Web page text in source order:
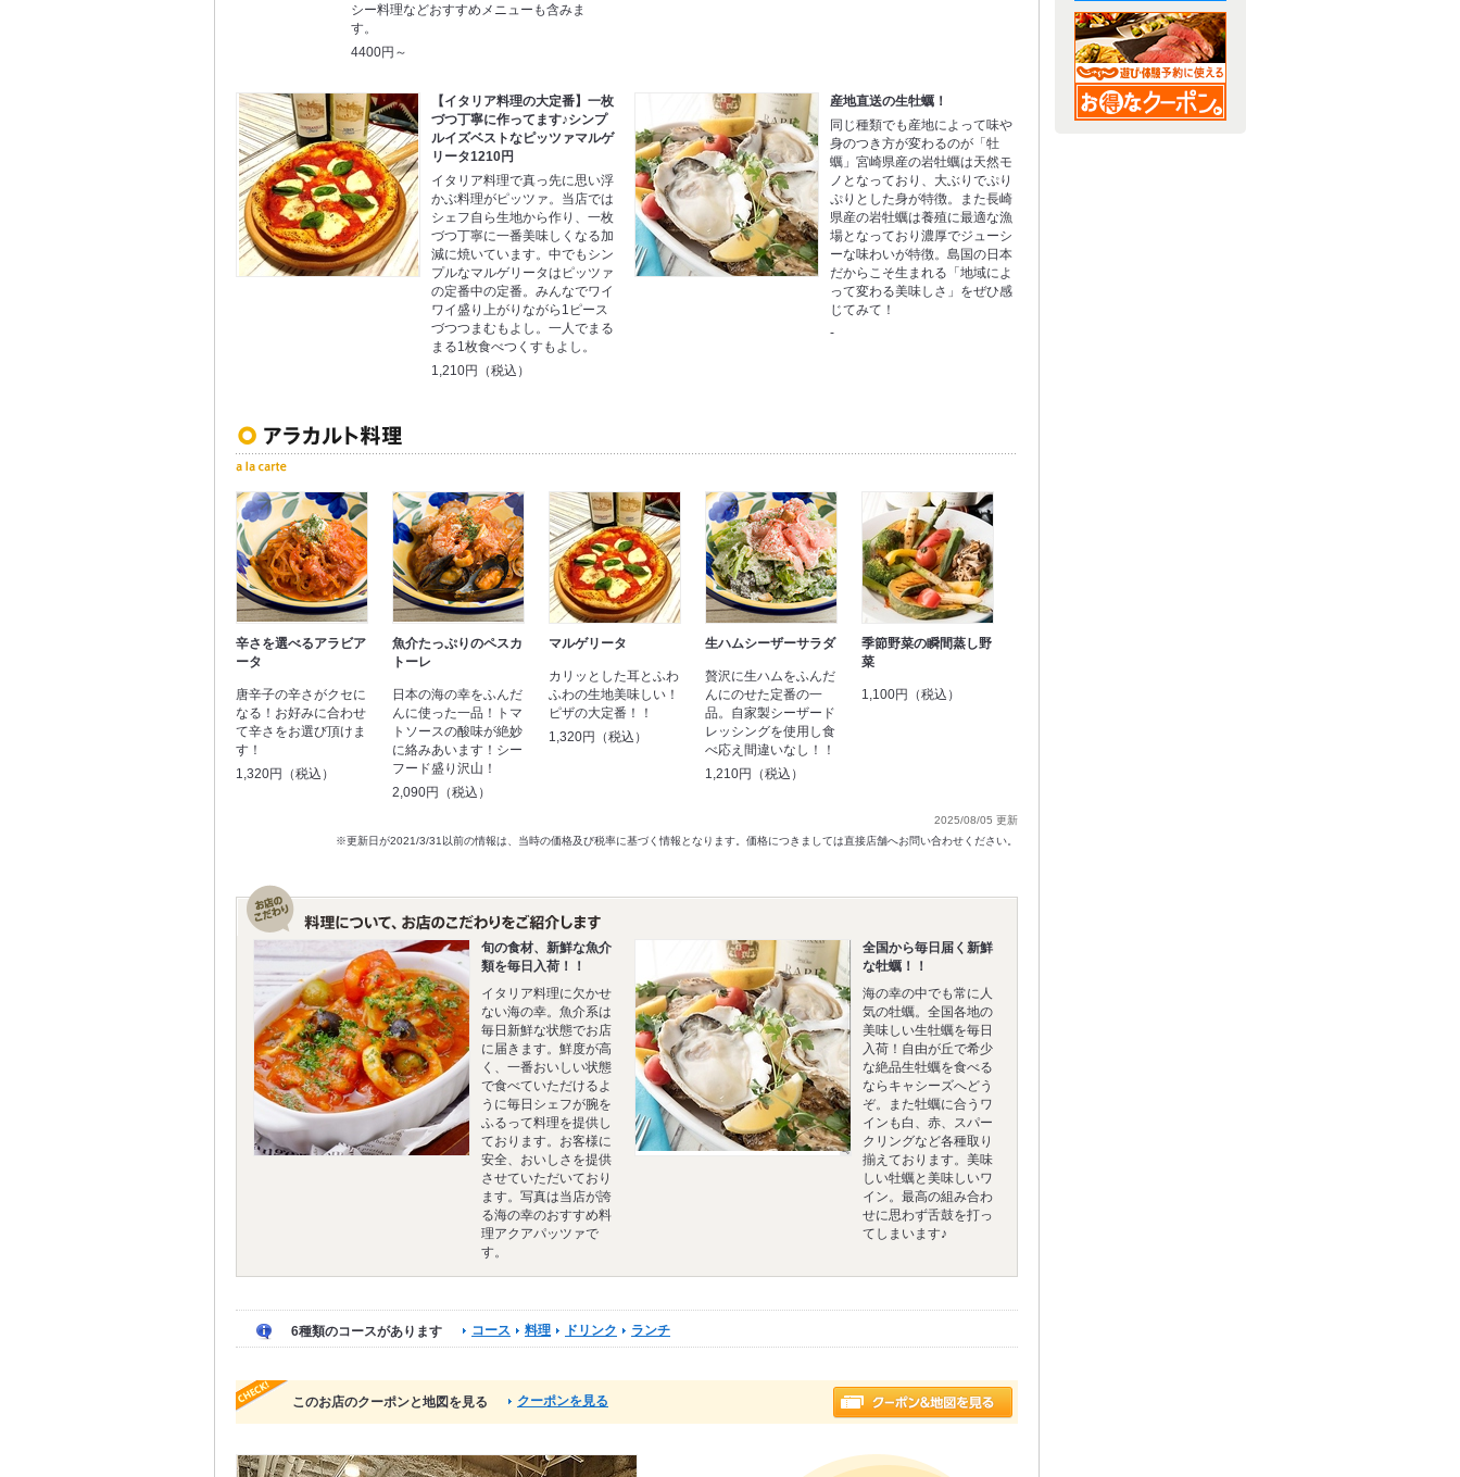
シー料理などおすすめメニューも含みま
す。
4400円～
【イタリア料理の大定番】一枚
づつ丁寧に作ってます♪シンプ
ルイズベストなピッツァマルゲ
リータ1210円
イタリア料理で真っ先に思い浮
かぶ料理がピッツァ。当店では
シェフ自ら生地から作り、一枚
づつ丁寧に一番美味しくなる加
減に焼いています。中でもシン
プルなマルゲリータはピッツァ
の定番中の定番。みんなでワイ
ワイ盛り上がりながら1ピース
づつつまむもよし。一人でまる
まる1枚食べつくすもよし。
1,210円（税込）
産地直送の生牡蠣！
同じ種類でも産地によって味や
身のつき方が変わるのが「牡
蠣」宮崎県産の岩牡蠣は天然モ
ノとなっており、大ぶりでぷり
ぷりとした身が特徴。また長崎
県産の岩牡蠣は養殖に最適な漁
場となっており濃厚でジューシ
ーな味わいが特徴。島国の日本
だからこそ生まれる「地域によ
って変わる美味しさ」をぜひ感
じてみて！
-
辛さを選べるアラビア
ータ
唐辛子の辛さがクセに
なる！お好みに合わせ
て辛さをお選び頂けま
す！
1,320円（税込）
魚介たっぷりのペスカ
トーレ
日本の海の幸をふんだ
んに使った一品！トマ
トソースの酸味が絶妙
に絡みあいます！シー
フード盛り沢山！
2,090円（税込）
マルゲリータ
カリッとした耳とふわ
ふわの生地美味しい！
ピザの大定番！！
1,320円（税込）
生ハムシーザーサラダ
贅沢に生ハムをふんだ
んにのせた定番の一
品。自家製シーザード
レッシングを使用し食
べ応え間違いなし！！
1,210円（税込）
季節野菜の瞬間蒸し野
菜
1,100円（税込）
2025/08/05 更新
※更新日が2021/3/31以前の情報は、当時の価格及び税率に基づく情報となります。価格につきましては直接店舗へお問い合わせください。
旬の食材、新鮮な魚介
類を毎日入荷！！
イタリア料理に欠かせ
ない海の幸。魚介系は
毎日新鮮な状態でお店
に届きます。鮮度が高
く、一番おいしい状態
で食べていただけるよ
うに毎日シェフが腕を
ふるって料理を提供し
ております。お客様に
安全、おいしさを提供
させていただいており
ます。写真は当店が誇
る海の幸のおすすめ料
理アクアパッツァで
す。
全国から毎日届く新鮮
な牡蠣！！
海の幸の中でも常に人
気の牡蠣。全国各地の
美味しい生牡蠣を毎日
入荷！自由が丘で希少
な絶品生牡蠣を食べる
ならキャシーズへどう
ぞ。また牡蠣に合うワ
インも白、赤、スパー
クリングなど各種取り
揃えております。美味
しい牡蠣と美味しいワ
イン。最高の組み合わ
せに思わず舌鼓を打っ
てしまいます♪
6種類のコースがあります コース 料理 ドリンク ランチ
このお店のクーポンと地図を見る クーポンを見る